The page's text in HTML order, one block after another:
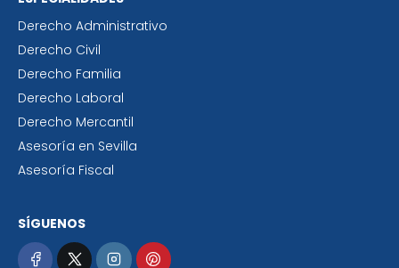
Derecho Administrativo
Derecho Civil
Derecho Familia
Derecho Laboral
Derecho Mercantil
Asesoría en Sevilla
Asesoría Fiscal
SÍGUENOS